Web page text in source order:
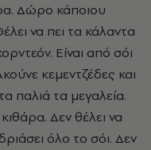
Δώρο κάποιου
να πει τα κάλαντα
Είναι από σόι
κεμεντζέδες και
παλιά τα μεγαλεία.
Δεν θέλει να
όλο το σόι. Δεν